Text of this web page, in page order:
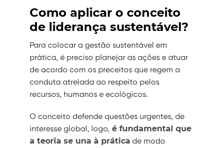
Como aplicar o conceito
de liderança sustentável?
Para colocar a gestão sustentável em
prática, é preciso planejar as ações e atuar
de acordo com os preceitos que regem a
conduta atrelada ao respeito pelos
recursos, humanos e ecológicos.
O conceito defende questões urgentes, de
interesse global, logo, é fundamental que
a teoria se una à prática de modo